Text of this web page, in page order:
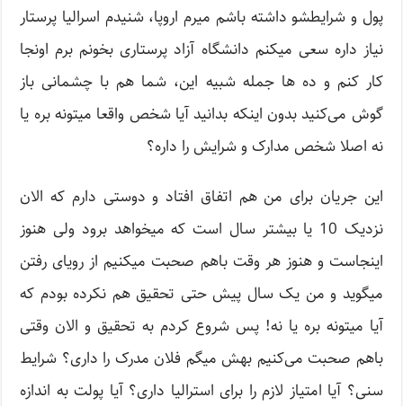
پول و شرایطشو داشته باشم میرم اروپا، شنیدم اسرالیا پرستار
نیاز داره سعی میکنم دانشگاه آزاد پرستاری بخونم برم اونجا
کار کنم و ده ها جمله شبیه این، شما هم با چشمانی باز
گوش می‌کنید بدون اینکه بدانید آیا شخص واقعا میتونه بره یا
نه اصلا شخص مدارک و شرایش را داره؟
این جریان برای من هم اتفاق افتاد و دوستی دارم که الان
نزدیک 10 یا بیشتر سال است که میخواهد برود ولی هنوز
اینجاست و هنوز هر وقت باهم صحبت میکنیم از رویای رفتن
میگوید و من یک سال پیش حتی تحقیق هم نکرده بودم که
آیا میتونه بره یا نه! پس شروع کردم به تحقیق و الان وقتی
باهم صحبت می‌کنیم بهش میگم فلان مدرک را داری؟ شرایط
سنی؟ آیا امتیاز لازم را برای استرالیا داری؟ آیا پولت به اندازه